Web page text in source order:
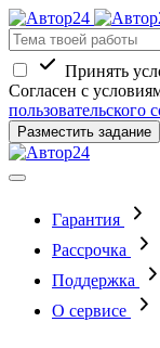
Принять
Согласен с
пользовательского
Разместить задание
Гарантия
Рассрочка
Поддержка
О сервисе